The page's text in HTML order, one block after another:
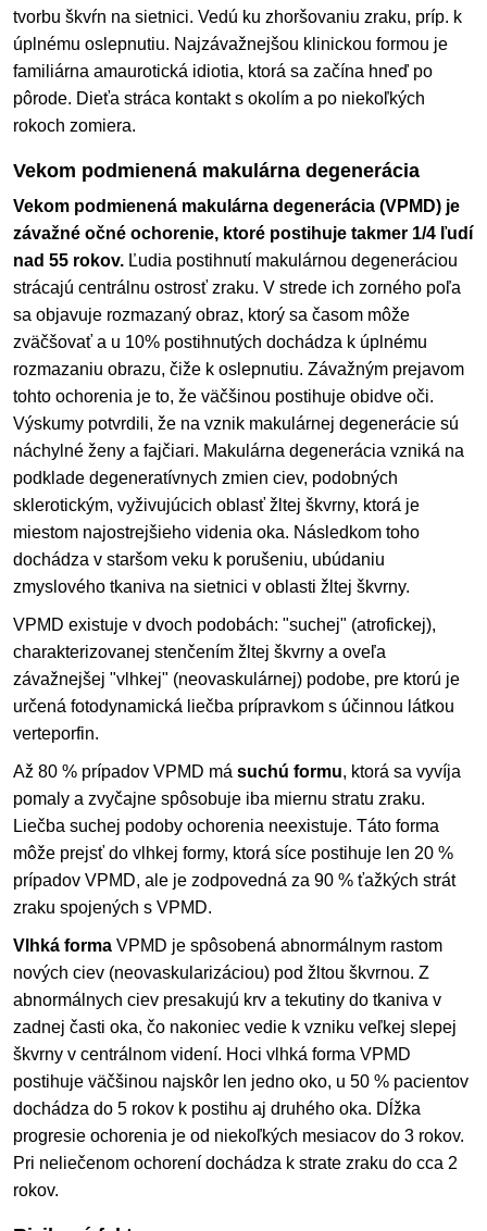
tvorbu škvŕn na sietnici. Vedú ku zhoršovaniu zraku, príp. k
úplnému oslepnutiu. Najzávažnejšou klinickou formou je
familiárna amaurotická idiotia, ktorá sa začína hneď po
pôrode. Dieťa stráca kontakt s okolím a po niekoľkých
rokoch zomiera.
Vekom podmienená makulárna degenerácia
Vekom podmienená makulárna degenerácia (VPMD) je
závažné očné ochorenie, ktoré postihuje takmer 1/4 ľudí
nad 55 rokov. Ľudia postihnutí makulárnou degeneráciou
strácajú centrálnu ostrosť zraku. V strede ich zorného poľa
sa objavuje rozmazaný obraz, ktorý sa časom môže
zväčšovať a u 10% postihnutých dochádza k úplnému
rozmazaniu obrazu, čiže k oslepnutiu. Závažným prejavom
tohto ochorenia je to, že väčšinou postihuje obidve oči.
Výskumy potvrdili, že na vznik makulárnej degenerácie sú
náchylné ženy a fajčiari. Makulárna degenerácia vzniká na
podklade degeneratívnych zmien ciev, podobných
sklerotickým, vyživujúcich oblasť žltej škvrny, ktorá je
miestom najostrejšieho videnia oka. Následkom toho
dochádza v staršom veku k porušeniu, ubúdaniu
zmyslového tkaniva na sietnici v oblasti žltej škvrny.
VPMD existuje v dvoch podobách: "suchej" (atrofickej),
charakterizovanej stenčením žltej škvrny a oveľa
závažnejšej "vlhkej" (neovaskulárnej) podobe, pre ktorú je
určená fotodynamická liečba prípravkom s účinnou látkou
verteporfin.
Až 80 % prípadov VPMD má suchú formu, ktorá sa vyvíja
pomaly a zvyčajne spôsobuje iba miernu stratu zraku.
Liečba suchej podoby ochorenia neexistuje. Táto forma
môže prejsť do vlhkej formy, ktorá síce postihuje len 20 %
prípadov VPMD, ale je zodpovedná za 90 % ťažkých strát
zraku spojených s VPMD.
Vlhká forma VPMD je spôsobená abnormálnym rastom
nových ciev (neovaskularizáciou) pod žltou škvrnou. Z
abnormálnych ciev presakujú krv a tekutiny do tkaniva v
zadnej časti oka, čo nakoniec vedie k vzniku veľkej slepej
škvrny v centrálnom videní. Hoci vlhká forma VPMD
postihuje väčšinou najskôr len jedno oko, u 50 % pacientov
dochádza do 5 rokov k postihu aj druhého oka. Dĺžka
progresie ochorenia je od niekoľkých mesiacov do 3 rokov.
Pri neliečenom ochorení dochádza k strate zraku do cca 2
rokov.